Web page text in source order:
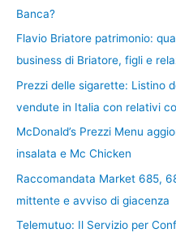
Banca?
Flavio Briatore patrimonio:
business di Briatore, figli e
Prezzi delle sigarette: Listino
vendute in Italia con relativi
McDonald’s Prezzi Menu
insalata e Mc Chicken
Raccomandata Market 685,
mittente e avviso di giacenza
Telemutuo: Il Servizio per